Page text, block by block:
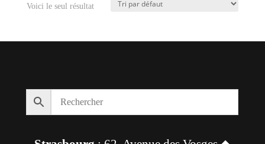
Voici le seul résultat